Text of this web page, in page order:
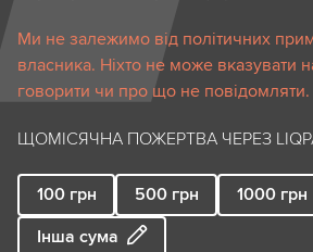
Ми не залежимо від політичних
власника. Ніхто не може вказувати
говорити чи про що не повідомляти.
ЩОМІСЯЧНА ПОЖЕРТВА ЧЕРЕЗ
100 грн 500 грн 1000 грн
Інша сума